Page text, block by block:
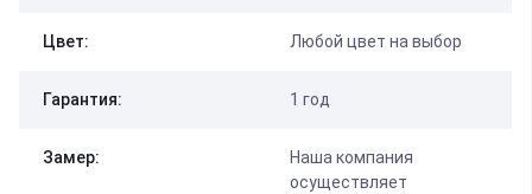
Цвет: Любой цвет на выбор
Гарантия: 1 год
Замер:
Наша компания
осуществляет